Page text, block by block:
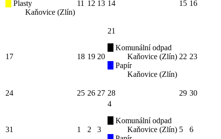
Plasty
Kaňovice (Zlín)
11 12 13 14 15 16
17 18 19 20
21
Komunální odpad
Kaňovice (Zlín)
Papír
Kaňovice (Zlín)
22 23
24 25 26 27 28 29 30
31 1 2 3
4
Komunální odpad
Kaňovice (Zlín) 5 6